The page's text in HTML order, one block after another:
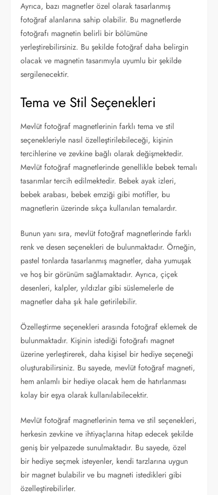
Ayrıca, bazı magnetler özel olarak tasarlanmış
fotoğraf alanlarına sahip olabilir. Bu magnetlerde
fotoğrafı magnetin belirli bir bölümüne
yerleştirebilirsiniz. Bu şekilde fotoğraf daha belirgin
olacak ve magnetin tasarımıyla uyumlu bir şekilde
sergilenecektir.
Tema ve Stil Seçenekleri
Mevlüt fotoğraf magnetlerinin farklı tema ve stil
seçenekleriyle nasıl özelleştirilebileceği, kişinin
tercihlerine ve zevkine bağlı olarak değişmektedir.
Mevlüt fotoğraf magnetlerinde genellikle bebek temalı
tasarımlar tercih edilmektedir. Bebek ayak izleri,
bebek arabası, bebek emziği gibi motifler, bu
magnetlerin üzerinde sıkça kullanılan temalardır.
Bunun yanı sıra, mevlüt fotoğraf magnetlerinde farklı
renk ve desen seçenekleri de bulunmaktadır. Örneğin,
pastel tonlarda tasarlanmış magnetler, daha yumuşak
ve hoş bir görünüm sağlamaktadır. Ayrıca, çiçek
desenleri, kalpler, yıldızlar gibi süslemelerle de
magnetler daha şık hale getirilebilir.
Özelleştirme seçenekleri arasında fotoğraf eklemek de
bulunmaktadır. Kişinin istediği fotoğrafı magnet
üzerine yerleştirerek, daha kişisel bir hediye seçeneği
oluşturabilirsiniz. Bu sayede, mevlüt fotoğraf magneti,
hem anlamlı bir hediye olacak hem de hatırlanması
kolay bir eşya olarak kullanılabilecektir.
Mevlüt fotoğraf magnetlerinin tema ve stil seçenekleri,
herkesin zevkine ve ihtiyaçlarına hitap edecek şekilde
geniş bir yelpazede sunulmaktadır. Bu sayede, özel
bir hediye seçmek isteyenler, kendi tarzlarına uygun
bir magnet bulabilir ve bu magneti istedikleri gibi
özelleştirebilirler.